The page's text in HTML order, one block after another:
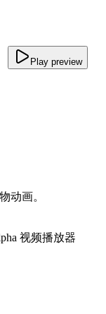
Play preview
动画。
视频播放器